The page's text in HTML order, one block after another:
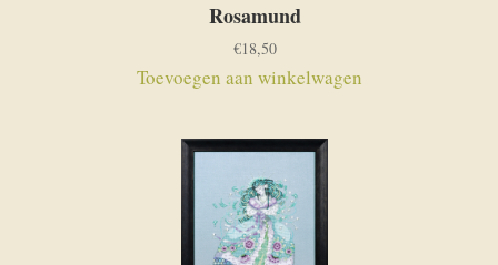
Rosamund
€18,50
Toevoegen aan winkelwagen